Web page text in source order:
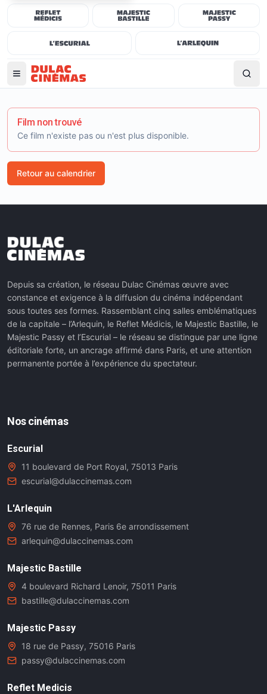
Film non trouvé
Ce film n'existe pas ou n'est plus disponible.
Retour au calendrier
Depuis sa création, le réseau Dulac Cinémas œuvre avec
constance et exigence à la diffusion du cinéma indépendant
sous toutes ses formes. Rassemblant cinq salles emblématiques
de la capitale – l’Arlequin, le Reflet Médicis, le Majestic Bastille, le
Majestic Passy et l’Escurial – le réseau se distingue par une ligne
éditoriale forte, un ancrage affirmé dans Paris, et une attention
permanente portée à l’expérience du spectateur.
Nos cinémas
Escurial
11 boulevard de Port Royal, 75013 Paris
escurial@dulaccinemas.com
L'Arlequin
76 rue de Rennes, Paris 6e arrondissement
arlequin@dulaccinemas.com
Majestic Bastille
4 boulevard Richard Lenoir, 75011 Paris
bastille@dulaccinemas.com
Majestic Passy
18 rue de Passy, 75016 Paris
passy@dulaccinemas.com
Reflet Medicis